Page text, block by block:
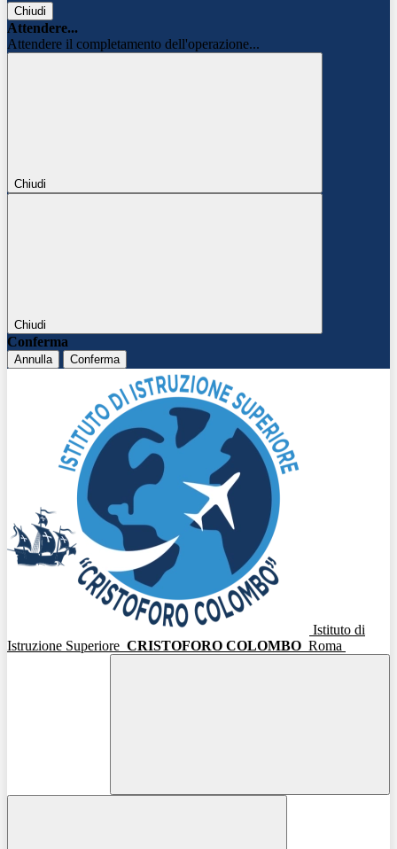
Chiudi
Attendere...
Attendere il completamento dell'operazione...
Chiudi
Chiudi
Conferma
Annulla Conferma
Istituto di
Istruzione Superiore CRISTOFORO COLOMBO Roma